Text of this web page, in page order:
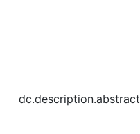
dc.description.abstract